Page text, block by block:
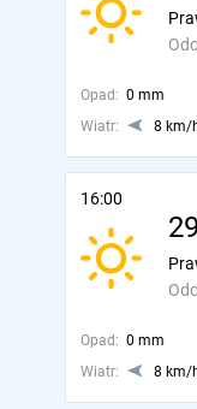
Opad: 0 mm
Wiatr:
8 km/
16:00
Opad: 0 mm
Wiatr:
8 km/